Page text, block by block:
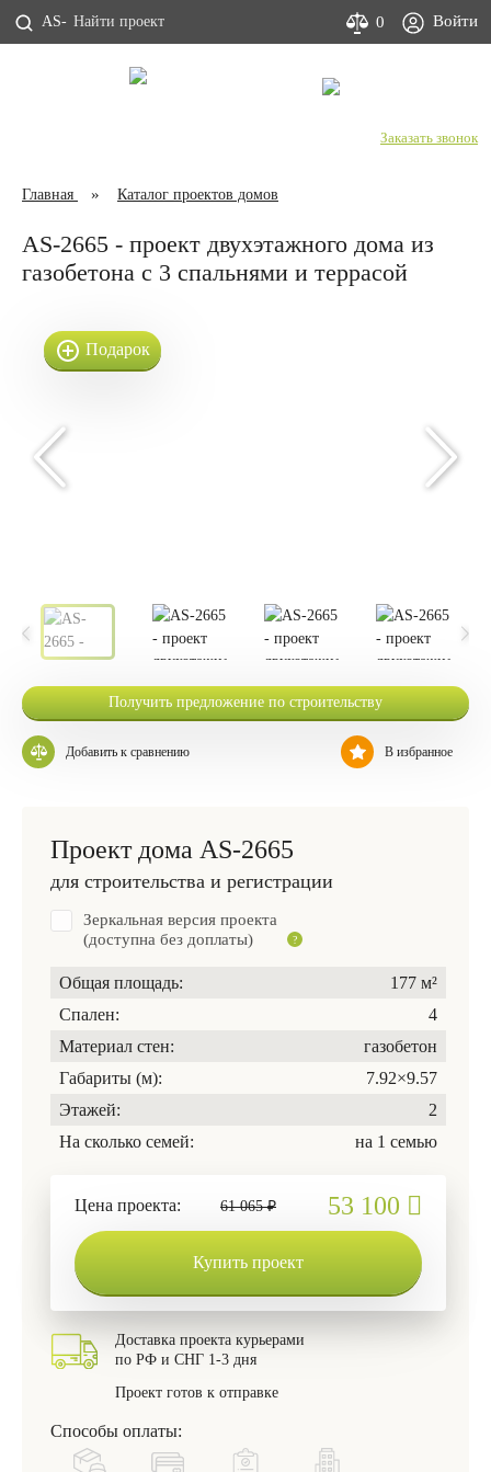
AS- 0 Войти
Заказать звонок
Главная Каталог проектов домов
AS-2665 - проект двухэтажного дома из
газобетона с 3 спальнями и террасой
Подарок
Получить предложение по строительству
Добавить к сравнению В избранное
Проект дома AS-2665
для строительства и регистрации
Зеркальная версия проекта
(доступна без доплаты)
Общая площадь:
177 м²
Спален:
4
Материал стен:
газобетон
Габариты (м):
7.92×9.57
Этажей:
2
На сколько семей:
на 1 семью
Цена проекта: 61 065 ₽ 53 100
Купить проект
Доставка проекта курьерами
по РФ и СНГ 1-3 дня
Проект готов к отправке
Способы оплаты: